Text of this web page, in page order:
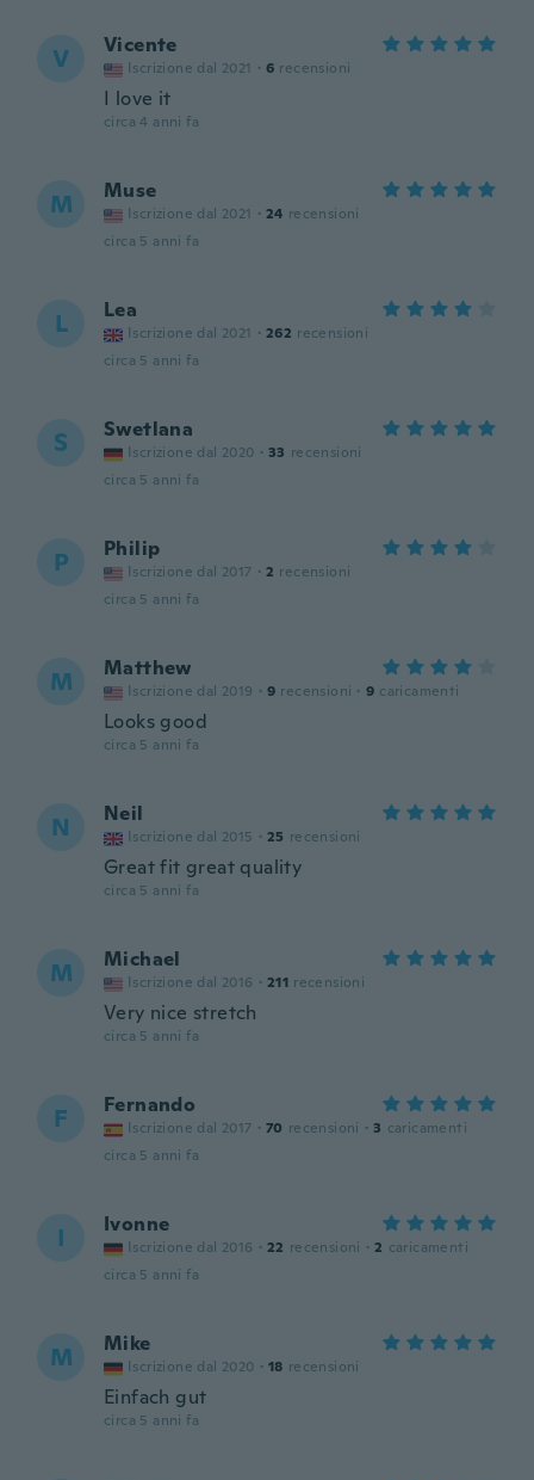
V Vicente
Iscrizione dal 2021 · 6 recensioni
I love it
circa 4 anni fa
M Muse
Iscrizione dal 2021 · 24 recensioni
circa 5 anni fa
L Lea
Iscrizione dal 2021 · 262 recensioni
circa 5 anni fa
S Swetlana
Iscrizione dal 2020 · 33 recensioni
circa 5 anni fa
P Philip
Iscrizione dal 2017 · 2 recensioni
circa 5 anni fa
M Matthew
Iscrizione dal 2019 · 9 recensioni · 9 caricamenti
Looks good
circa 5 anni fa
N Neil
Iscrizione dal 2015 · 25 recensioni
Great fit great quality
circa 5 anni fa
M Michael
Iscrizione dal 2016 · 211 recensioni
Very nice stretch
circa 5 anni fa
F Fernando
Iscrizione dal 2017 · 70 recensioni · 3 caricamenti
circa 5 anni fa
I Ivonne
Iscrizione dal 2016 · 22 recensioni · 2 caricamenti
circa 5 anni fa
M Mike
Iscrizione dal 2020 · 18 recensioni
Einfach gut
circa 5 anni fa